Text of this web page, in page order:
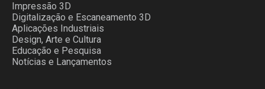
Impressão 3D
Digitalização e Escaneamento 3D
Aplicações Industriais
Design, Arte e Cultura
Educação e Pesquisa
Notícias e Lançamentos